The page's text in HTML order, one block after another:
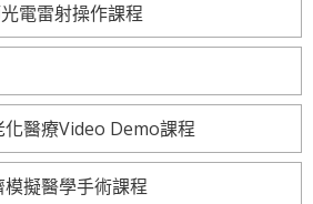
電雷射操作課程
化醫療Video Demo課程
擬醫學手術課程